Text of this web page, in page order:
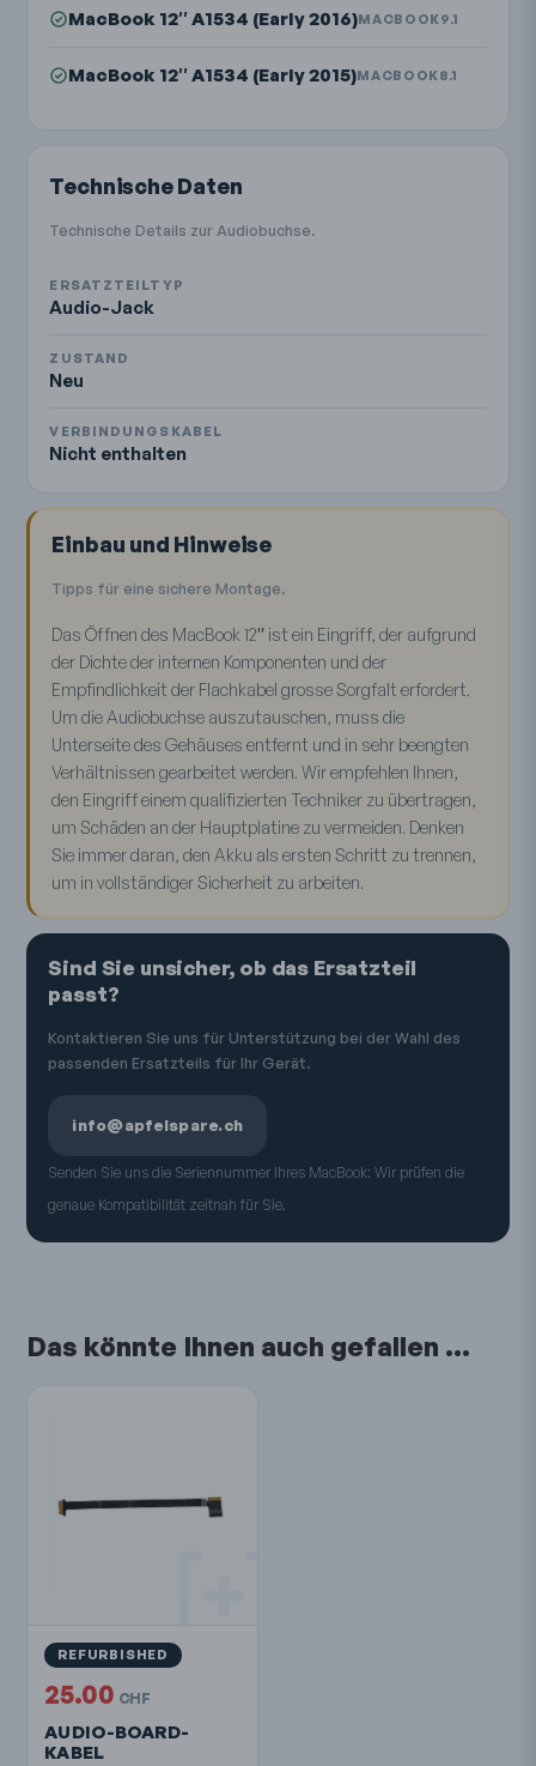
MacBook 12″ A1534 (Early 2016)MACBOOK9.1
MacBook 12″ A1534 (Early 2015)MACBOOK8.1
Technische Daten
Technische Details zur Audiobuchse.
ERSATZTEILTYP
Audio-Jack
ZUSTAND
Neu
VERBINDUNGSKABEL
Nicht enthalten
Einbau und Hinweise
Tipps für eine sichere Montage.
Das Öffnen des MacBook 12″ ist ein Eingriff, der aufgrund
der Dichte der internen Komponenten und der
Empfindlichkeit der Flachkabel grosse Sorgfalt erfordert.
Um die Audiobuchse auszutauschen, muss die
Unterseite des Gehäuses entfernt und in sehr beengten
Verhältnissen gearbeitet werden. Wir empfehlen Ihnen,
den Eingriff einem qualifizierten Techniker zu übertragen,
um Schäden an der Hauptplatine zu vermeiden. Denken
Sie immer daran, den Akku als ersten Schritt zu trennen,
um in vollständiger Sicherheit zu arbeiten.
Sind Sie unsicher, ob das Ersatzteil
passt?
Kontaktieren Sie uns für Unterstützung bei der Wahl des
passenden Ersatzteils für Ihr Gerät.
info@apfelspare.ch
Senden Sie uns die Seriennummer Ihres MacBook: Wir prüfen die
genaue Kompatibilität zeitnah für Sie.
Das könnte Ihnen auch gefallen …
AUDIO-BOARD-
KABEL
REFURBISHED
25.00 CHF